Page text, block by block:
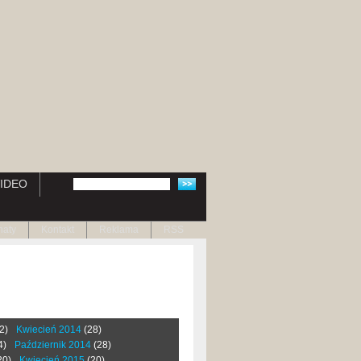
Kontakt Reklama RSS
Kwiecień 2014 (28)
Październik 2014 (28)